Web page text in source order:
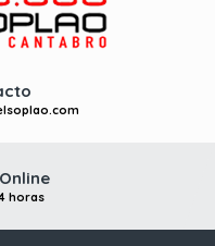
horas